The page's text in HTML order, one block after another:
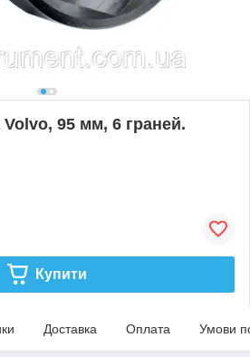
Volvo, 95 мм, 6 граней.
Купити
Доставка Оплата Умови